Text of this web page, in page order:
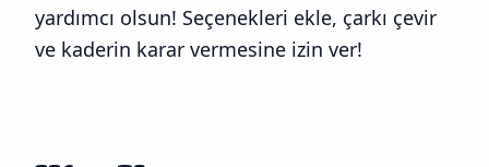
yardımcı olsun! Seçenekleri ekle, çarkı çevir
ve kaderin karar vermesine izin ver!